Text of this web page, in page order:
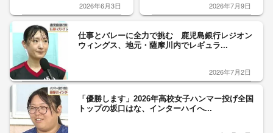
2026年6月3日 2026年7月9日
仕事とバレーに全力で挑む 鹿児島銀行レジオン
ウィングス、地元・薩摩川内でレギュラ...
2026年7月2日
「優勝します」2026年高校女子ハンマー投げ全国
トップの坂口はな、インターハイへ...